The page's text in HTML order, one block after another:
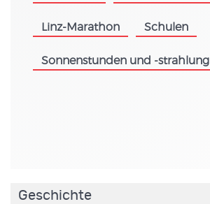
Linz-Marathon Schulen
Sonnenstunden und -strahlung
Geschichte